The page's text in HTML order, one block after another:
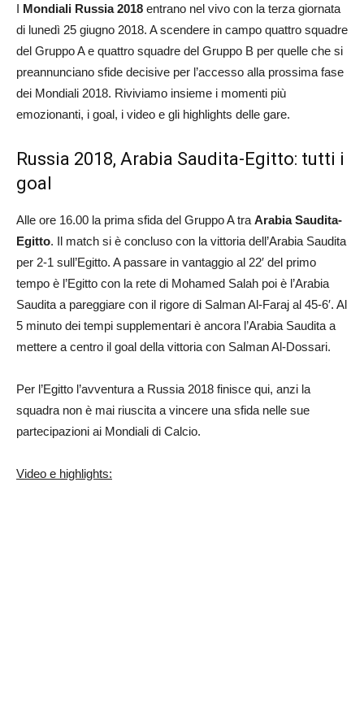
I Mondiali Russia 2018 entrano nel vivo con la terza giornata
di lunedì 25 giugno 2018. A scendere in campo quattro squadre
del Gruppo A e quattro squadre del Gruppo B per quelle che si
preannunciano sfide decisive per l’accesso alla prossima fase
dei Mondiali 2018. Riviviamo insieme i momenti più
emozionanti, i goal, i video e gli highlights delle gare.
Russia 2018, Arabia Saudita-Egitto: tutti i
goal
Alle ore 16.00 la prima sfida del Gruppo A tra Arabia Saudita-
Egitto. Il match si è concluso con la vittoria dell’Arabia Saudita
per 2-1 sull’Egitto. A passare in vantaggio al 22′ del primo
tempo è l’Egitto con la rete di Mohamed Salah poi è l’Arabia
Saudita a pareggiare con il rigore di Salman Al-Faraj al 45-6′. Al
5 minuto dei tempi supplementari è ancora l’Arabia Saudita a
mettere a centro il goal della vittoria con Salman Al-Dossari.
Per l’Egitto l’avventura a Russia 2018 finisce qui, anzi la
squadra non è mai riuscita a vincere una sfida nelle sue
partecipazioni ai Mondiali di Calcio.
Video e highlights: